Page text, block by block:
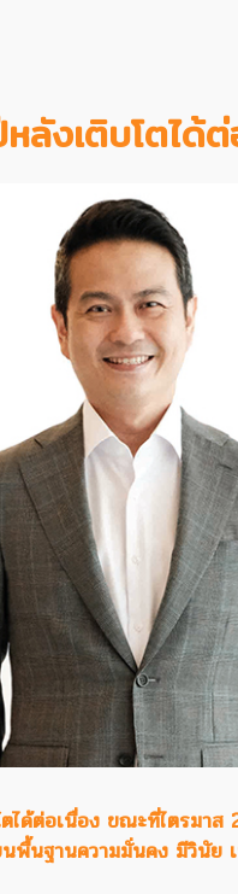
ลังเติบโตได้
ได้ต่อเนื่อง ขณะที่ไตรมา
พื้นฐานความมั่นคง มีวินัย